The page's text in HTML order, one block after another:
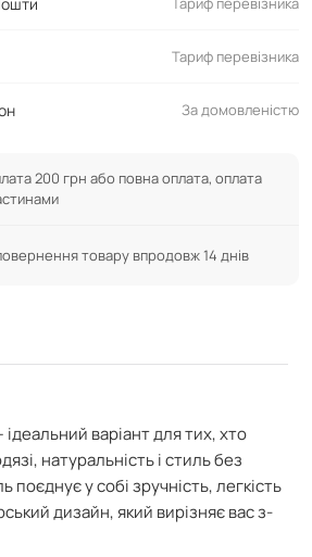
Тариф перевізника
За домовленістю
200 грн або повна оплата, оплата
товару впродовж 14 днів
ідеальний варіант для тих, хто
натуральність і стиль без
поєднує у собі зручність, легкість
дизайн, який вирізняє вас з-